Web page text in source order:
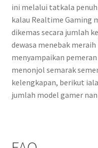
ini melalui tatkala
kalau Realtime Gaming
dikemas secara jumlah
dewasa menebak
menyampaikan
menonjol semarak
kelengkapan, berikut
jumlah model gamer